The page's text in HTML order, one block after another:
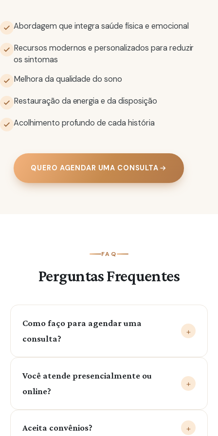
Abordagem que integra saúde física e emocional
Recursos modernos e personalizados para reduzir
os sintomas
Melhora da qualidade do sono
Restauração da energia e da disposição
Acolhimento profundo de cada história
QUERO AGENDAR UMA CONSULTA
FAQ
Perguntas Frequentes
Como faço para agendar uma
consulta?
+
99999-0403. Será um prazer te ajudar!
Você atende presencialmente ou
online?
+
telemedicina.
Aceita convênios? +